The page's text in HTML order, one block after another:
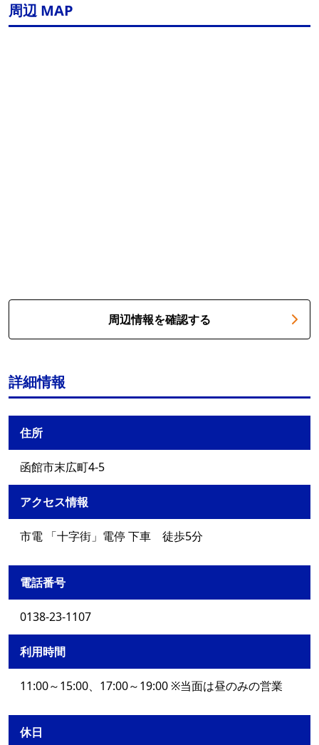
周辺 MAP
周辺情報を確認する
詳細情報
住所
函館市末広町4-5
アクセス情報
市電 「十字街」電停 下車 徒歩5分
電話番号
0138-23-1107
利用時間
11:00～15:00、17:00～19:00 ※当面は昼のみの営業
休日